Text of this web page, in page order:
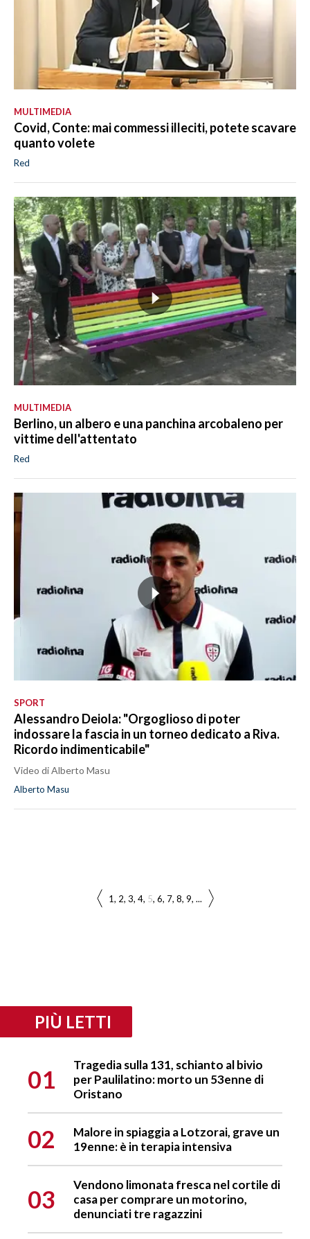
MULTIMEDIA
Covid, Conte: mai commessi illeciti, potete scavare
quanto volete
Red
MULTIMEDIA
Berlino, un albero e una panchina arcobaleno per
vittime dell'attentato
Red
SPORT
Alessandro Deiola: "Orgoglioso di poter
indossare la fascia in un torneo dedicato a Riva.
Ricordo indimenticabile"
Video di Alberto Masu
Alberto Masu
1 2 3 4 5 6 7 8 9 ...
PIÙ LETTI
01
Tragedia sulla 131, schianto al bivio
per Paulilatino: morto un 53enne di
Oristano
02
Malore in spiaggia a Lotzorai, grave un
19enne: è in terapia intensiva
03
Vendono limonata fresca nel cortile di
casa per comprare un motorino,
denunciati tre ragazzini